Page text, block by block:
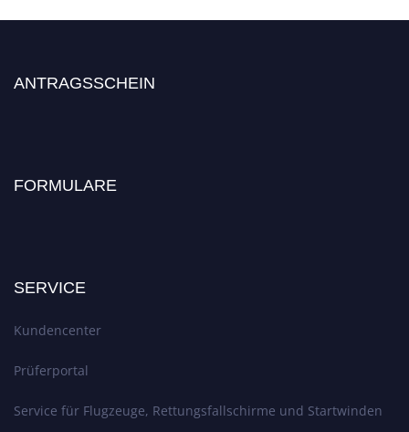
ANTRAGSSCHEIN
FORMULARE
SERVICE
Kundencenter
Prüferportal
Service für Flugzeuge, Rettungsfallschirme und Startwinden